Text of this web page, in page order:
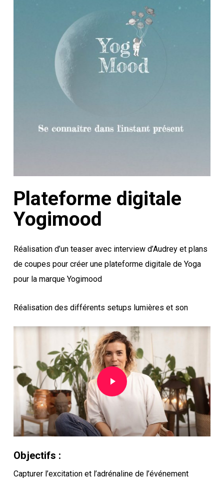
Plateforme digitale
Yogimood
Réalisation d’un teaser avec interview d’Audrey et plans
de coupes pour créer une plateforme digitale de Yoga
pour la marque Yogimood
Réalisation des différents setups lumières et son
Play Video
Objectifs :
Capturer l’excitation et l’adrénaline de l’événement